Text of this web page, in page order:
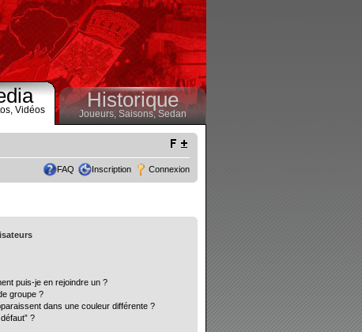
Vidéos Historique
Joueurs, Saisons,Sedan
FAQ Inscription Connexion
puis-je en rejoindre un ?
groupe ?
dans une couleur différente ?
?